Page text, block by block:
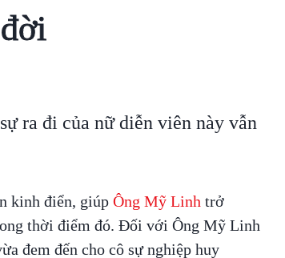
ra đi của nữ diễn viên này vẫn
kinh điển, giúp Ông Mỹ Linh trở
thời điểm đó. Đối với Ông Mỹ Linh
đem đến cho cô sự nghiệp huy